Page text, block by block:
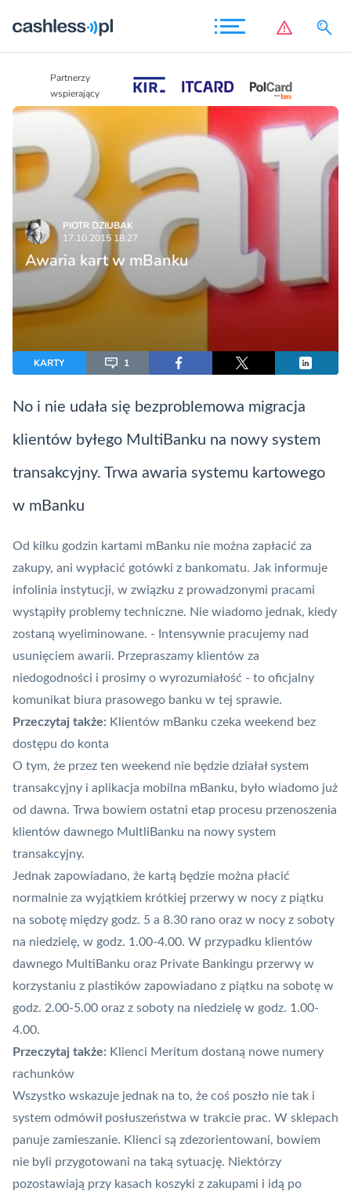
Partnerzy
wspierający
PIOTR DZIUBAK
17.10.2015 18:27
Awaria kart w mBanku
KARTY 1
No i nie udała się bezproblemowa migracja
klientów byłego MultiBanku na nowy system
transakcyjny. Trwa awaria systemu kartowego
w mBanku
Od kilku godzin kartami mBanku nie można zapłacić za
zakupy, ani wypłacić gotówki z bankomatu. Jak informuje
infolinia instytucji, w związku z prowadzonymi pracami
wystąpiły problemy techniczne. Nie wiadomo jednak, kiedy
zostaną wyeliminowane. - Intensywnie pracujemy nad
usunięciem awarii. Przepraszamy klientów za
niedogodności i prosimy o wyrozumiałość - to oficjalny
komunikat biura prasowego banku w tej sprawie.
Przeczytaj także: Klientów mBanku czeka weekend bez
dostępu do konta
O tym, że przez ten weekend nie będzie działałsystem
transakcyjny i aplikacja mobilna mBanku, było wiadomo już
od dawna. Trwa bowiem ostatni etap procesu przenoszenia
klientów dawnego MultliBanku na nowy system
transakcyjny.
Jednak zapowiadano, że kartą będzie można płacić
normalnie za wyjątkiem krótkiej przerwy w nocy z piątku
na sobotę między godz. 5 a 8.30 rano oraz w nocy z soboty
na niedzielę, w godz. 1.00-4.00. W przypadku klientów
dawnego MultiBanku oraz Private Bankingu przerwy w
korzystaniu z plastików zapowiadano z piątku na sobotę w
godz. 2.00-5.00 oraz z soboty na niedzielę w godz. 1.00-
4.00.
Przeczytaj także: Klienci Meritum dostaną nowe numery
rachunków
Wszystko wskazuje jednak na to, że coś poszło nie tak i
system odmówił posłuszeństwa w trakcie prac. W sklepach
panuje zamieszanie. Klienci są zdezorientowani, bowiem
nie byli przygotowani na taką sytuację. Niektórzy
pozostawiają przy kasach koszyki z zakupami i idą po